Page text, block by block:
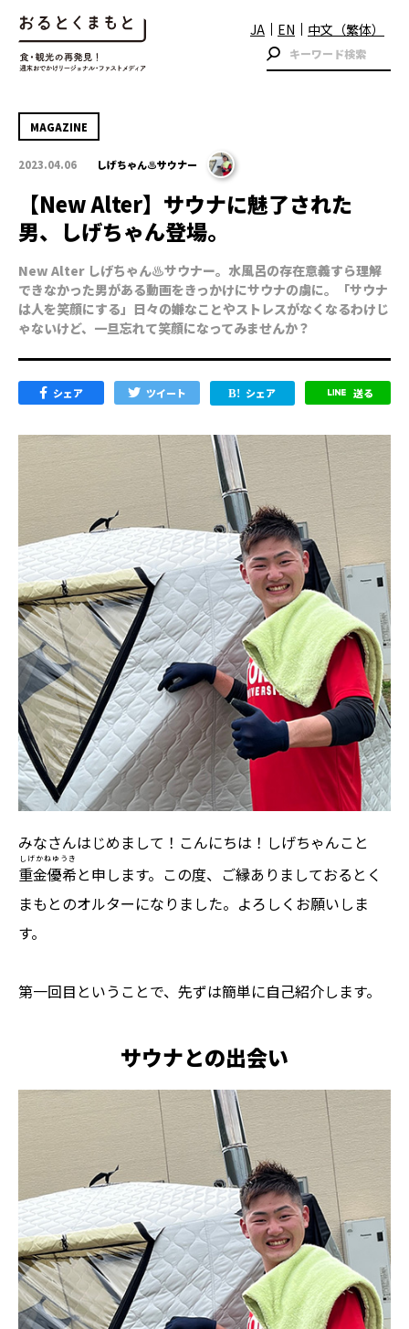
JA EN 中文（繁体）
MAGAZINE
2023.04.06 しげちゃん♨サウナー
【New Alter】サウナに魅了された
男、しげちゃん登場。
New Alter しげちゃん♨サウナー。水風呂の存在意義すら理解
できなかった男がある動画をきっかけにサウナの虜に。「サウナ
は人を笑顔にする」日々の嫌なことやストレスがなくなるわけじ
ゃないけど、一旦忘れて笑顔になってみませんか？
シェア ツイート シェア 送る
みなさんはじめまして！こんにちは！しげちゃんこと
重金優希
しげかねゆうき
と申します。この度、ご縁ありましておるとく
まもとのオルターになりました。よろしくお願いしま
す。
第一回目ということで、先ずは簡単に自己紹介します。
サウナとの出会い